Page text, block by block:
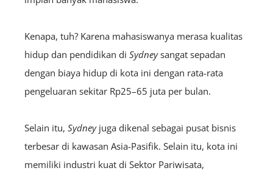
Kenapa, tuh? Karena mahasiswanya merasa kualitas
hidup dan pendidikan di Sydneysangat sepadan
dengan biaya hidup di kota ini dengan rata-rata
pengeluaran sekitar Rp25–65 juta per bulan.
Selain itu, Sydneyjuga dikenal sebagai pusat bisnis
terbesar di kawasan Asia-Pasifik. Selain itu, kota ini
memiliki industri kuat di Sektor Pariwisata,